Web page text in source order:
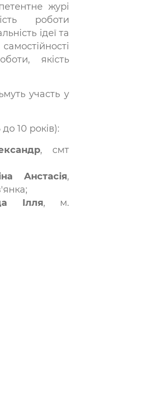
журі
роботи
ідеї та
якість
участь у
до 10 років):
, смт
Анстасія,
Ілля, м.